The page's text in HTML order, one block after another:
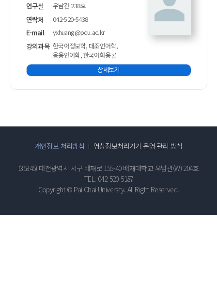
연구실 우남관 238호
연락처 042-520-5438
E-mail yxhuang@pcu.ac.kr
강의과목 한국어정보학, 대조언어학,
응용언어학, 한국어화용론
상세보기
개인정보 처리방침 영상정보처리기기 운영·관리 방침
(35345) 대전광역시 서구 배재로 155-40 배재대학교 우남관(W) 204호
TEL. 042-520-5187
Copyright © Pai Chai University. All Right Reserved.